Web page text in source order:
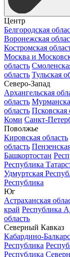
Центр
Белгородская
Воронежская
Костромская
Москва и
область
область Тульская
Северо-Запад
Архангельская
область
область Псковская
Коми Санкт-
Поволжье
Кировская область
область
Башкортостан
Республика
Удмуртская
Республика
Юг
Астраханская
край Республика
область
Северный Кавказ
Кабардино-
Республика
Республика